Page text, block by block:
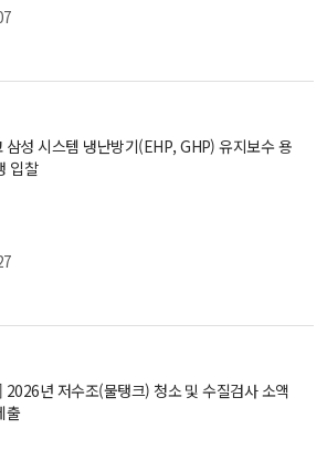
삼성 시스템 냉난방기(EHP, GHP) 유지보수 용
입찰
2026년 저수조(물탱크) 청소 및 수질검사 소액
출